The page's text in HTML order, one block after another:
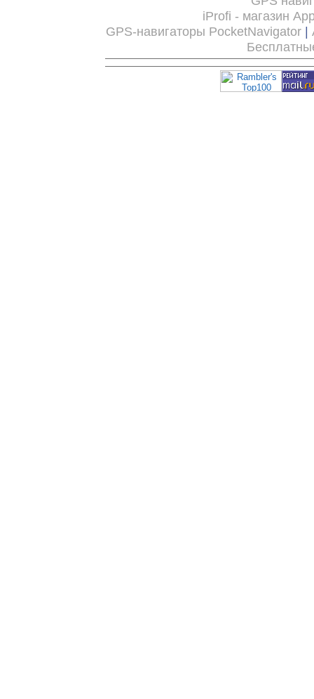
iProfi - магазин
GPS-навигаторы PocketNavigator |